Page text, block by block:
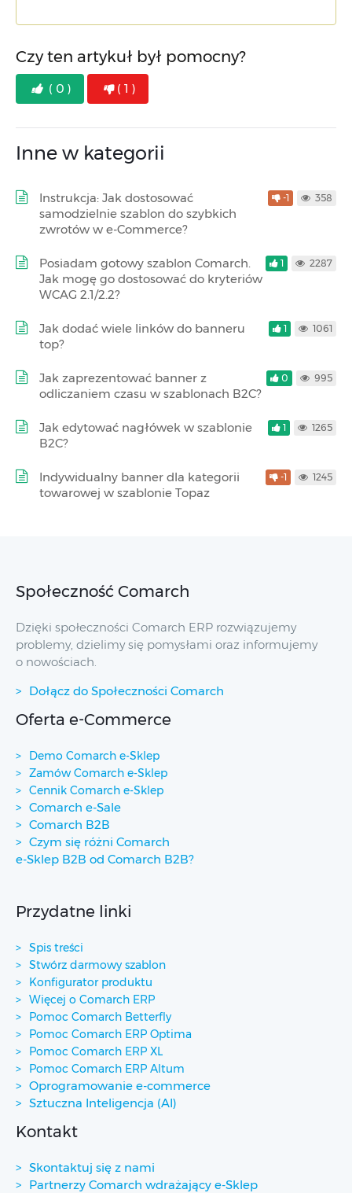
Czy ten artykuł był pomocny?
( 0 ) ( 1 )
Inne w kategorii
Instrukcja: Jak dostosować
samodzielnie szablon do szybkich
zwrotów w e-Commerce?
-1 358
Posiadam gotowy szablon Comarch.
Jak mogę go dostosować do kryteriów
WCAG 2.1/2.2?
1 2287
Jak dodać wiele linków do banneru
top?
1 1061
Jak zaprezentować banner z
odliczaniem czasu w szablonach B2C?
0 995
Jak edytować nagłówek w szablonie
B2C?
1 1265
Indywidualny banner dla kategorii
towarowej w szablonie Topaz
-1 1245
Społeczność Comarch
Dzięki społeczności Comarch ERP rozwiązujemy
problemy, dzielimy się pomysłami oraz informujemy
o nowościach.
Dołącz do Społeczności Comarch
Oferta e-Commerce
Demo Comarch e-Sklep
Zamów Comarch e-Sklep
Cennik Comarch e-Sklep
Comarch e-Sale
Comarch B2B
Czym się różni Comarch
e-Sklep B2B od Comarch B2B?
Przydatne linki
Spis treści
Stwórz darmowy szablon
Konfigurator produktu
Więcej o Comarch ERP
Pomoc Comarch Betterfly
Pomoc Comarch ERP Optima
Pomoc Comarch ERP XL
Pomoc Comarch ERP Altum
Oprogramowanie e-commerce
Sztuczna Inteligencja (AI)
Kontakt
Skontaktuj się z nami
Partnerzy Comarch wdrażający e-Sklep